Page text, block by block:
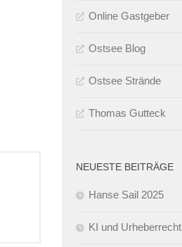
Online Gastgeber
Ostsee Blog
Ostsee Strände
Thomas Gutteck
NEUESTE BEITRÄGE
Hanse Sail 2025
KI und Urheberrecht